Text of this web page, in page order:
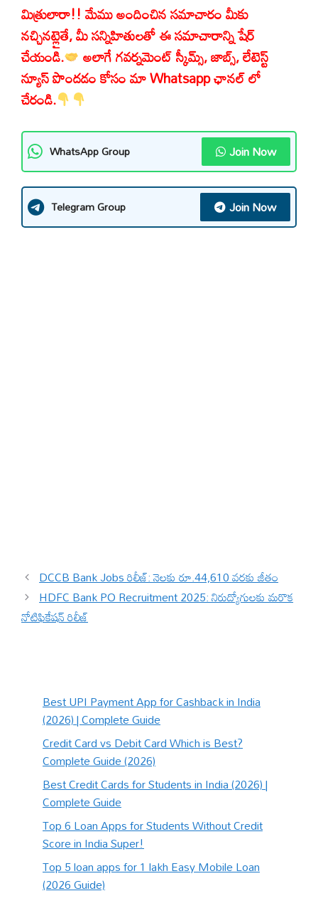
పోతే
నష్టపోతారు!
మిత్రులారా!! మేము అందించిన సమాచారం మీకు
నచ్చినట్లైతే, మీ సన్నిహితులతో ఈ సమాచారాన్ని షేర్
చేయండి.
అలాగే గవర్నమెంట్ స్కీమ్స్, జాబ్స్, లేటెస్ట్
న్యూస్ పొందడం కోసం మా Whatsapp ఛానల్ లో
చేరండి.
WhatsApp Group Join Now
Telegram Group Join Now
DCCB Bank Jobs రిలీజ్: నెలకు రూ.44,610 వరకు జీతం
HDFC Bank PO Recruitment 2025: నిరుద్యోగులకు మరొక
నోటిఫికేషన్ రిలీజ్
Best UPI Payment App for Cashback in India
(2026) | Complete Guide
Credit Card vs Debit Card Which is Best?
Complete Guide (2026)
Best Credit Cards for Students in India (2026) |
Complete Guide
Top 6 Loan Apps for Students Without Credit
Score in India Super!
Top 5 loan apps for 1 lakh Easy Mobile Loan
(2026 Guide)